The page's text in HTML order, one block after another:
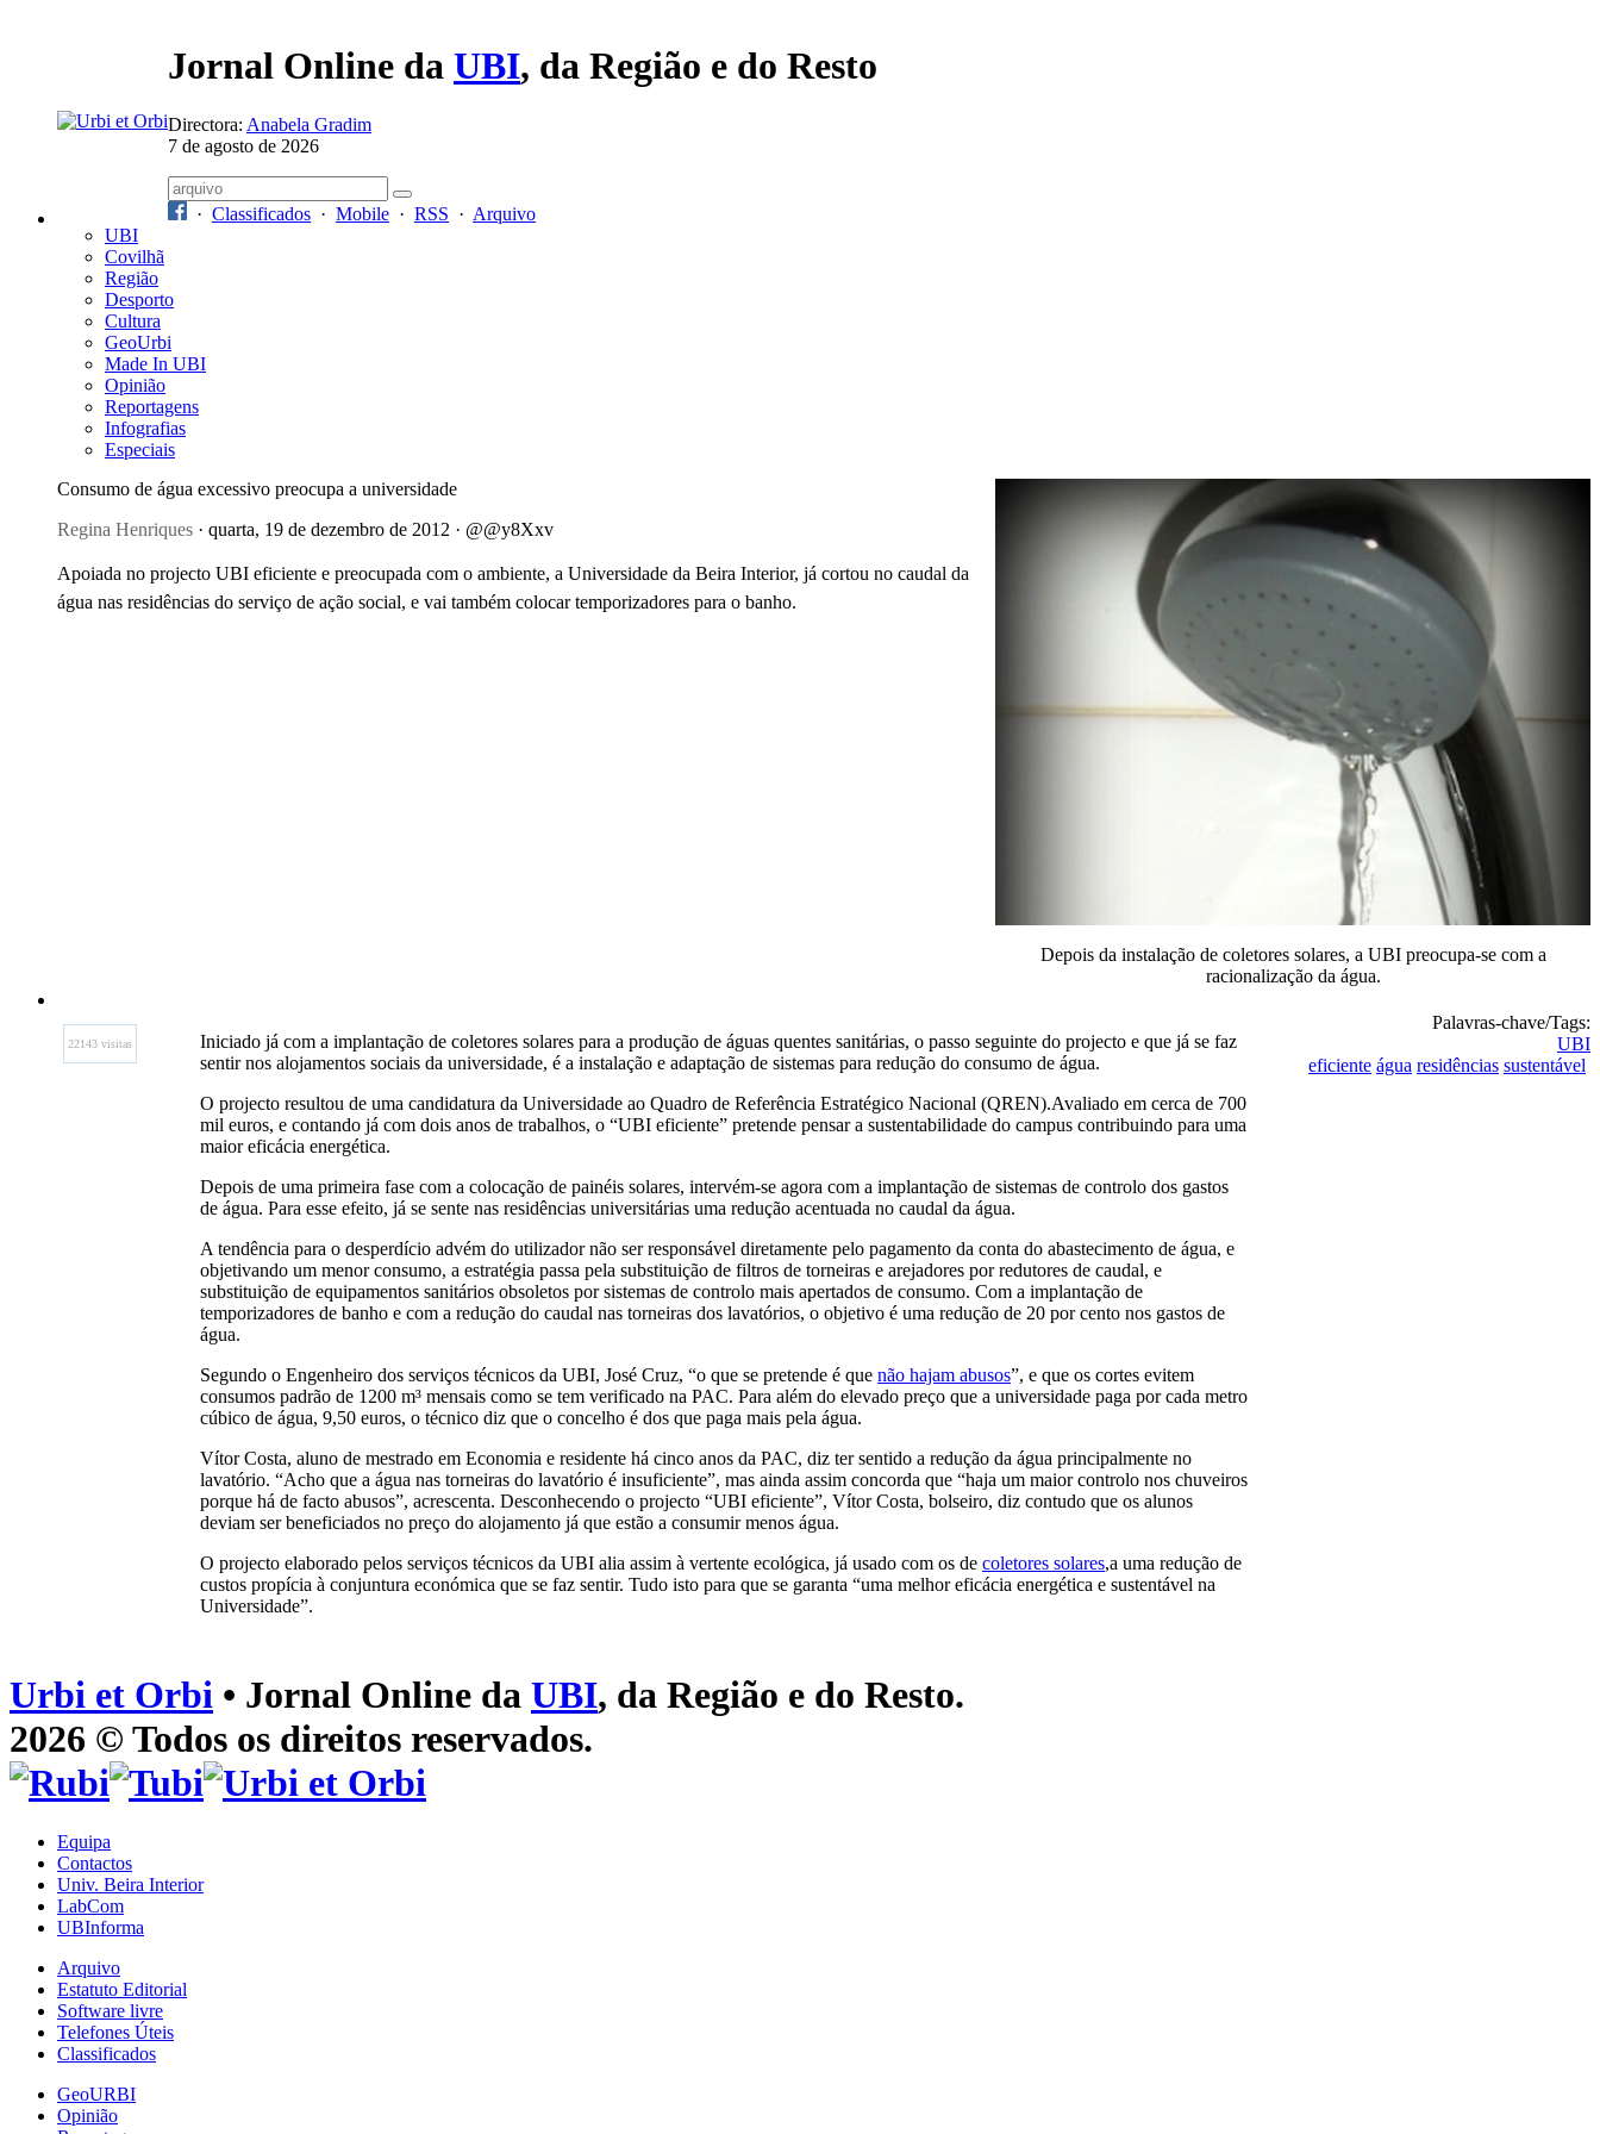
Jornal Online da UBI, da Região e do Resto
Directora: Anabela Gradim
7 de agosto de 2026
· Classificados · Mobile · RSS · Arquivo
UBI
Covilhã
Região
Desporto
Cultura
GeoUrbi
Made In UBI
Opinião
Reportagens
Infografias
Especiais
Consumo de água excessivo preocupa a universidade
Regina Henriques · quarta, 19 de dezembro de 2012 · @@y8Xxv
Apoiada no projecto UBI eficiente e preocupada com o ambiente, a Universidade da Beira Interior, já cortou no caudal da
água nas residências do serviço de ação social, e vai também colocar temporizadores para o banho.
Depois da instalação de coletores solares, a UBI preocupa-se com a
racionalização da água.
22143 visitas
Iniciado já com a implantação de coletores solares para a produção de águas quentes sanitárias, o passo seguinte do projecto e que já se faz
sentir nos alojamentos sociais da universidade, é a instalação e adaptação de sistemas para redução do consumo de água.
O projecto resultou de uma candidatura da Universidade ao Quadro de Referência Estratégico Nacional (QREN).Avaliado em cerca de 700
mil euros, e contando já com dois anos de trabalhos, o “UBI eficiente” pretende pensar a sustentabilidade do campus contribuindo para uma
maior eficácia energética.
Depois de uma primeira fase com a colocação de painéis solares, intervém-se agora com a implantação de sistemas de controlo dos gastos
de água. Para esse efeito, já se sente nas residências universitárias uma redução acentuada no caudal da água.
A tendência para o desperdício advém do utilizador não ser responsável diretamente pelo pagamento da conta do abastecimento de água, e
objetivando um menor consumo, a estratégia passa pela substituição de filtros de torneiras e arejadores por redutores de caudal, e
substituição de equipamentos sanitários obsoletos por sistemas de controlo mais apertados de consumo. Com a implantação de
temporizadores de banho e com a redução do caudal nas torneiras dos lavatórios, o objetivo é uma redução de 20 por cento nos gastos de
água.
Segundo o Engenheiro dos serviços técnicos da UBI, José Cruz, “o que se pretende é que não hajam abusos”, e que os cortes evitem
consumos padrão de 1200 m³ mensais como se tem verificado na PAC. Para além do elevado preço que a universidade paga por cada metro
cúbico de água, 9,50 euros, o técnico diz que o concelho é dos que paga mais pela água.
Vítor Costa, aluno de mestrado em Economia e residente há cinco anos da PAC, diz ter sentido a redução da água principalmente no
lavatório. “Acho que a água nas torneiras do lavatório é insuficiente”, mas ainda assim concorda que “haja um maior controlo nos chuveiros
porque há de facto abusos”, acrescenta. Desconhecendo o projecto “UBI eficiente”, Vítor Costa, bolseiro, diz contudo que os alunos
deviam ser beneficiados no preço do alojamento já que estão a consumir menos água.
O projecto elaborado pelos serviços técnicos da UBI alia assim à vertente ecológica, já usado com os de coletores solares,a uma redução de
custos propícia à conjuntura económica que se faz sentir. Tudo isto para que se garanta “uma melhor eficácia energética e sustentável na
Universidade”.
Palavras-chave/Tags:
UBI
eficiente água residências sustentável
Urbi et Orbi • Jornal Online da UBI, da Região e do Resto.
2026 © Todos os direitos reservados.
Equipa
Contactos
Univ. Beira Interior
LabCom
UBInforma
Arquivo
Estatuto Editorial
Software livre
Telefones Úteis
Classificados
GeoURBI
Opinião